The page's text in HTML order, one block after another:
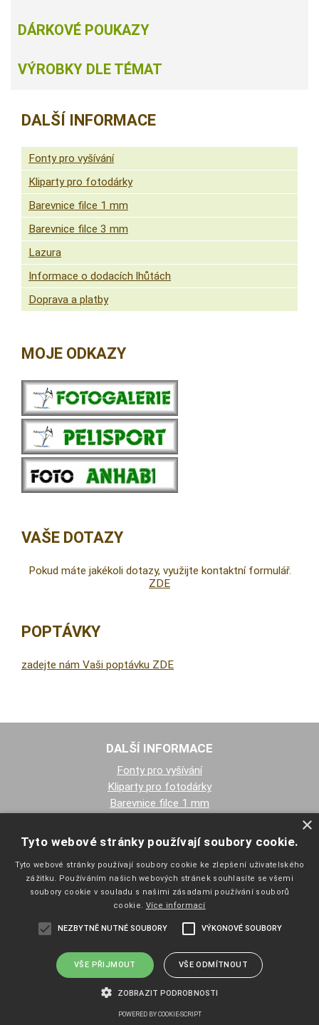
DÁRKOVÉ POUKAZY
VÝROBKY DLE TÉMAT
DALŠÍ INFORMACE
Fonty pro vyšívání
Kliparty pro fotodárky
Barevnice filce 1 mm
Barevnice filce 3 mm
Lazura
Informace o dodacích lhůtách
Doprava a platby
MOJE ODKAZY
VAŠE DOTAZY
Pokud máte jakékoli dotazy, využijte kontaktní formulář.
ZDE
POPTÁVKY
zadejte nám Vaši poptávku ZDE
DALŠÍ INFORMACE
Fonty pro vyšívání
Kliparty pro fotodárky
Barevnice filce 1 mm
Lazura
Informace o dodacích lhůtách
Doprava a platby
PŘEJETE SI ZASÍLAT EMAILY NEWSLETTER ?
×
Tyto webové stránky používají soubory cookie.
Tyto webové stránky používají soubory cookie ke zlepšení uživatelského
zážitku. Používáním našich webových stránek souhlasíte se všemi
soubory cookie v souladu s našimi zásadami používání souborů
cookie. Více informací
NEZBYTNĚ NUTNÉ SOUBORY VÝKONOVÉ SOUBORY
VŠE PŘIJMOUT VŠE ODMÍTNOUT
ZOBRAZIT PODROBNOSTI
POWERED BY COOKIE-SCRIPT